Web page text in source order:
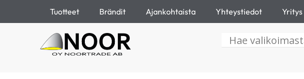
Tuotteet Brändit Ajankohtaista Yhteystiedot Yritys